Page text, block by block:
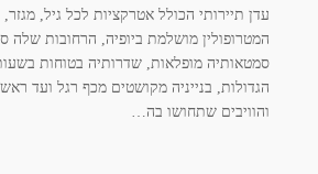
עדן תיירותי הכולל אטרקציות לכל גיל, מגזר,
המטרופולין מושלמת ביופיה, הרחובות שלה
סמטאותיה מופלאות, שדרותיה בטוחות
הגדולות, בנייניה מקושטים מכף רגל ועד
והוויבים שתחושו בה…